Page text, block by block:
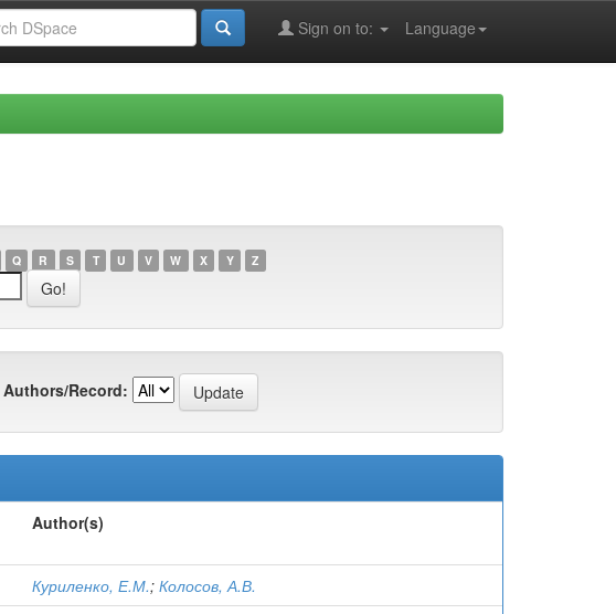
Language
Sign on to:
Q R S T U V W X Y Z
Authors/Record:
Author(s)
Куриленко, Е.М.; Колосов, А.В.